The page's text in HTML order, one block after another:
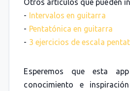
Otros artículos que pueden
- Intervalos en guitarra
- Pentatónica en guitarra
- 3 ejercicios de escala
Esperemos que esta
conocimiento e